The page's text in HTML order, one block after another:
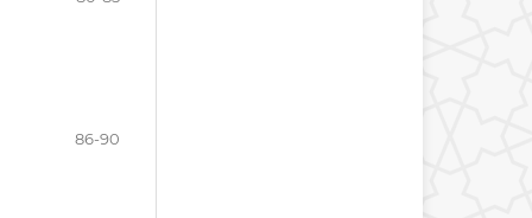
86-90